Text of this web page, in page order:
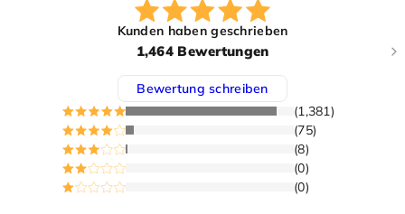
Kunden haben geschrieben
1,464 Bewertungen
Bewertung schreiben
(1,381)
(75)
(8)
(0)
(0)